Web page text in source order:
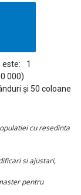
este:
1
000)
și 50 coloane
cu resedinta
si ajustari,
pentru